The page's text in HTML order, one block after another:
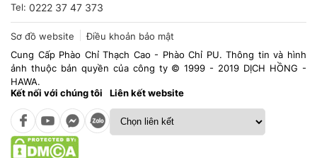
Tel: 0222 37 47 373
Sơ đồ website
Điều khoản bảo mật
Cung Cấp Phào Chỉ Thạch Cao - Phào Chỉ PU. Thông tin và hình
ảnh thuộc bản quyền của công ty © 1999 - 2019 DỊCH HỒNG -
HAWA.
Kết nối với chúng tôi
Liên kết website